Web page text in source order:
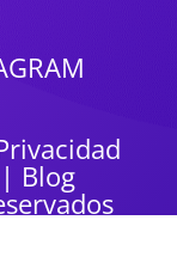
| Blog